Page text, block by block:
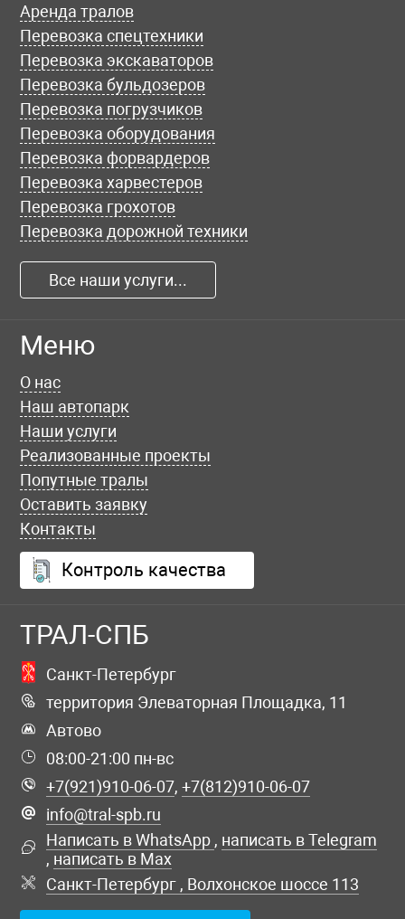
Аренда тралов
Перевозка спецтехники
Перевозка экскаваторов
Перевозка бульдозеров
Перевозка погрузчиков
Перевозка оборудования
Перевозка форвардеров
Перевозка харвестеров
Перевозка грохотов
Перевозка дорожной техники
Все наши услуги...
Меню
О нас
Наш автопарк
Наши услуги
Реализованные проекты
Попутные тралы
Оставить заявку
Контакты
Контроль качества
ТРАЛ-СПБ
Санкт-Петербург
территория Элеваторная Площадка, 11
Автово
08:00-21:00 пн-вс
+7(921)910-06-07,+7(812)910-06-07
info@tral-spb.ru
Написать в WhatsApp , написать в Telegram
, написать в Max
Санкт-Петербург , Волхонское шоссе 113